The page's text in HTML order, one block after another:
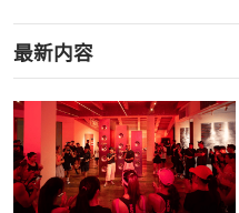
最新内容